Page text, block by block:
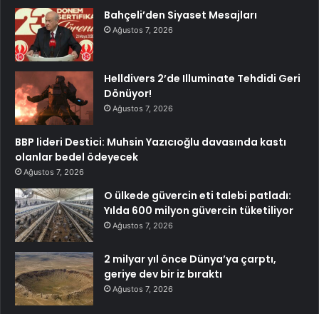
Bahçeli’den Siyaset Mesajları
Ağustos 7, 2026
Helldivers 2’de Illuminate Tehdidi Geri
Dönüyor!
Ağustos 7, 2026
BBP lideri Destici: Muhsin Yazıcıoğlu davasında kastı
olanlar bedel ödeyecek
Ağustos 7, 2026
O ülkede güvercin eti talebi patladı:
Yılda 600 milyon güvercin tüketiliyor
Ağustos 7, 2026
2 milyar yıl önce Dünya’ya çarptı,
geriye dev bir iz bıraktı
Ağustos 7, 2026